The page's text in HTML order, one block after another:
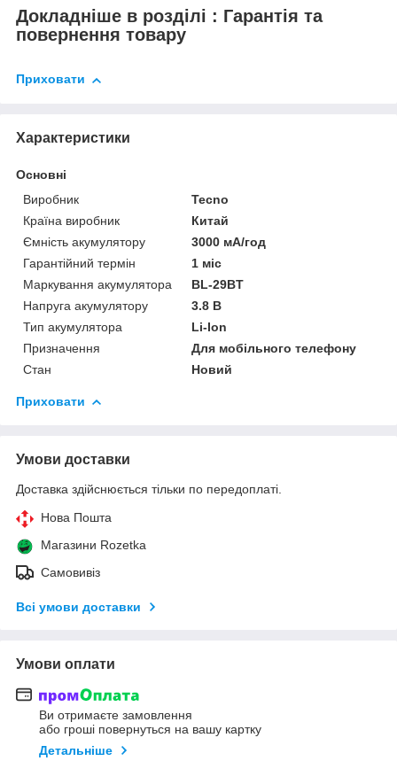
Докладніше в розділі : Гарантія та
повернення товару
Приховати
Характеристики
Основні
Виробник
Tecno
Країна виробник
Китай
Ємність акумулятору
3000 мА/год
Гарантійний термін
1 міс
Маркування акумулятора
BL-29BT
Напруга акумулятору
3.8 В
Тип акумулятора
Li-Ion
Призначення
Для мобільного телефону
Стан
Новий
Приховати
Умови доставки
Доставка здійснюється тільки по передоплаті.
Нова Пошта
Магазини Rozetka
Самовивіз
Всі умови доставки
Умови оплати
Ви отримаєте замовлення
або гроші повернуться на вашу картку
Детальніше